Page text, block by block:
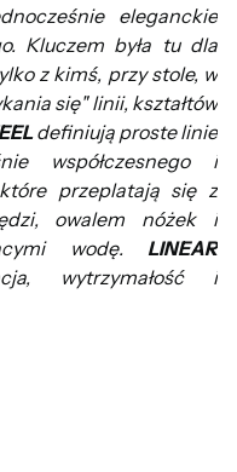
eleganckie
Kluczem była tu dla
z kimś, przy stole, w
się" linii, kształtów
definiują proste linie
współczesnego i
przeplatają się z
owalem nóżek i
wodę. LINEAR
wytrzymałość i